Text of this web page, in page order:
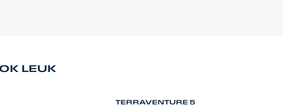
LEUK
TERRAVENTURE 5